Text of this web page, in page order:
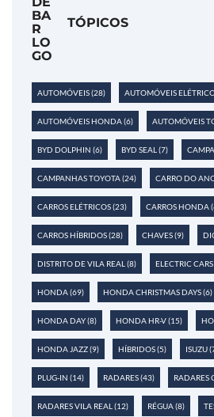
TÓPICOS
AUTOMÓVEIS(28) AUTOMÓVEIS
AUTOMÓVEIS HONDA(6) AUTOMÓVEIS
BYD DOLPHIN (6) BYD SEAL (7)
CAMPANHAS TOYOTA(24) CARRO DO
CARROS ELÉTRICOS(23) CARROS HONDA
CARROS HÍBRIDOS(28) CHAVES(9)
DISTRITO DE VILA REAL (8) ELECTRIC CARS
HONDA(69) HONDA CHRISTMAS DAYS(6)
HONDA DAY(8) HONDA HR-V(15)
HONDA JAZZ(9) HÍBRIDOS(5) ISUZU
PLUG-IN (14) RADARES(43) RADARES
RADARES VILA REAL (12) RÉGUA(8)